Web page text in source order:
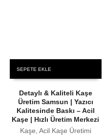
SEPETE EKLE
Detaylı & Kaliteli Kaşe
Üretim Samsun | Yazıcı
Kalitesinde Baskı – Acil
Kaşe | Hızlı Üretim Merkezi
Kaşe, Acil Kaşe Üretimi